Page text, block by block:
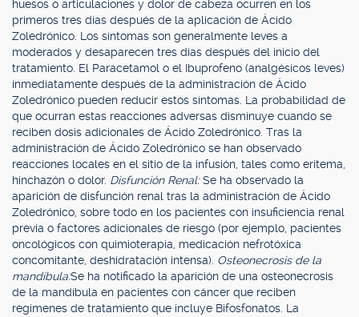
huesos o articulaciones y dolor de cabeza ocurren en los
primeros tres días después de la aplicación de Ácido
Zoledrónico. Los síntomas son generalmente leves a
moderados y desaparecen tres días después del inicio del
tratamiento. El Paracetamol o el Ibuprofeno (analgésicos leves)
inmediatamente después de la administración de Ácido
Zoledrónico pueden reducir estos síntomas. La probabilidad de
que ocurran estas reacciones adversas disminuye cuando se
reciben dosis adicionales de Ácido Zoledrónico. Tras la
administración de Ácido Zoledrónico se han observado
reacciones locales en el sitio de la infusión, tales como eritema,
hinchazón o dolor. Disfunción Renal:Se ha observado la
aparición de disfunción renal tras la administración de Ácido
Zoledrónico, sobre todo en los pacientes con insuficiencia renal
previa o factores adicionales de riesgo (por ejemplo, pacientes
oncológicos con quimioterapia, medicación nefrotóxica
concomitante, deshidratación intensa). Osteonecrosis de la
mandíbula:Se ha notificado la aparición de una osteonecrosis
de la mandíbula en pacientes con cáncer que reciben
regímenes de tratamiento que incluye Bifosfonatos. La